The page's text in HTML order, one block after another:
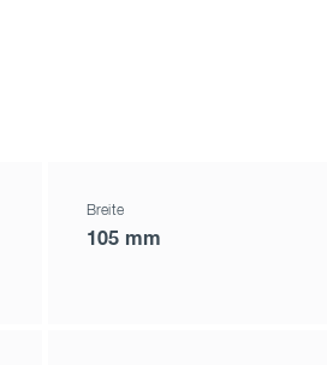
Breite
105 mm